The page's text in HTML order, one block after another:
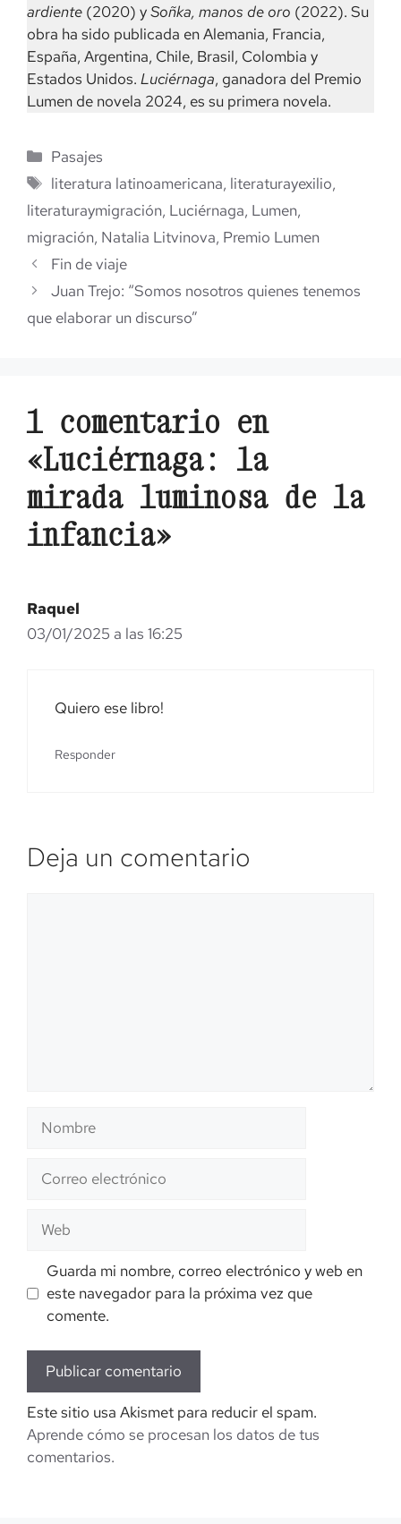
ardiente (2020) ySoñka, manos de oro (2022). Su
obra ha sido publicada en Alemania, Francia,
España, Argentina, Chile, Brasil, Colombia y
Estados Unidos. Luciérnaga, ganadora del Premio
Lumen de novela 2024, es su primera novela.
Categorías
Pasajes
Etiquetas
literatura latinoamericana, literaturayexilio,
literaturaymigración, Luciérnaga, Lumen,
migración, Natalia Litvinova, Premio Lumen
Fin de viaje
Juan Trejo: “Somos nosotros quienes tenemos
que elaborar un discurso”
1 comentario en
«Luciérnaga: la
mirada luminosa de la
infancia»
Raquel
03/01/2025 a las 16:25
Quiero ese libro!
Responder
Deja un comentario
Nombre
Correo
electrónico
Web
Guarda mi nombre, correo electrónico y web en
este navegador para la próxima vez que
comente.
Este sitio usa Akismet para reducir el spam.
Aprende cómo se procesan los datos de tus
comentarios.